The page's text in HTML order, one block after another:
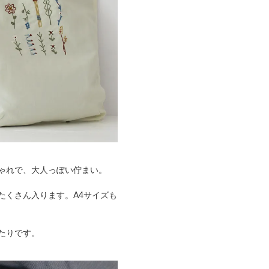
で、大人っぽい佇まい。
くさん入ります。A4サイズも
りです。